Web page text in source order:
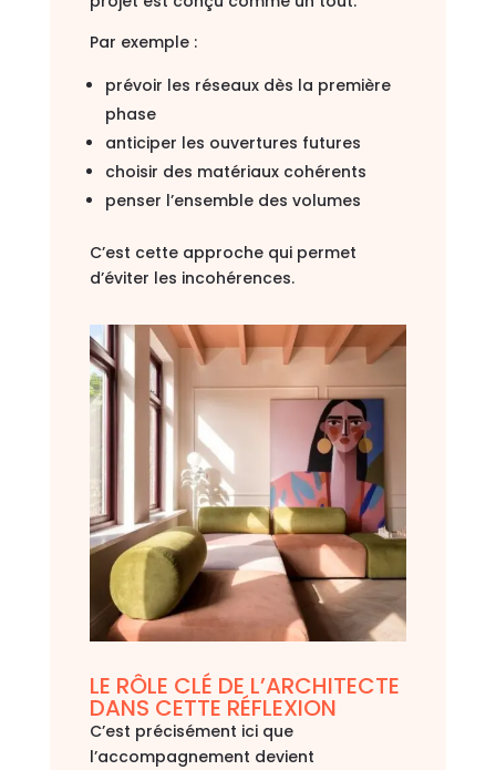
Par exemple :
prévoir les réseaux dès la première
phase
anticiper les ouvertures futures
choisir des matériaux cohérents
penser l’ensemble des volumes
C’est cette approche qui permet
d’éviter les incohérences.
LE RÔLE CLÉ DE L’ARCHITECTE
DANS CETTE RÉFLEXION
C’est précisément ici que
l’accompagnement devient